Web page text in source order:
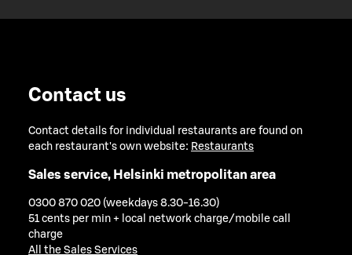
Contact us
Contact details for individual restaurants are found on
each restaurant's own website: Restaurants
Sales service, Helsinki metropolitan area
0300 870 020 (weekdays 8.30-16.30)
51 cents per min + local network charge/mobile call
charge
All the Sales Services